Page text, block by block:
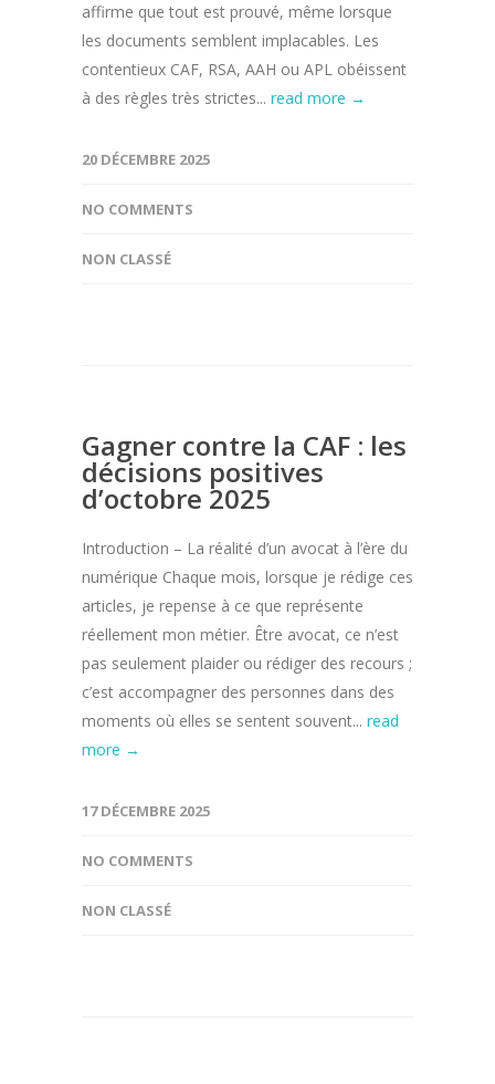
affirme que tout est prouvé, même lorsque
les documents semblent implacables. Les
contentieux CAF, RSA, AAH ou APL obéissent
à des règles très strictes... read more →
20 DÉCEMBRE 2025
NO COMMENTS
NON CLASSÉ
Gagner contre la CAF : les
décisions positives
d’octobre 2025
Introduction – La réalité d’un avocat à l’ère du
numérique Chaque mois, lorsque je rédige ces
articles, je repense à ce que représente
réellement mon métier. Être avocat, ce n’est
pas seulement plaider ou rédiger des recours ;
c’est accompagner des personnes dans des
moments où elles se sentent souvent... read
more →
17 DÉCEMBRE 2025
NO COMMENTS
NON CLASSÉ